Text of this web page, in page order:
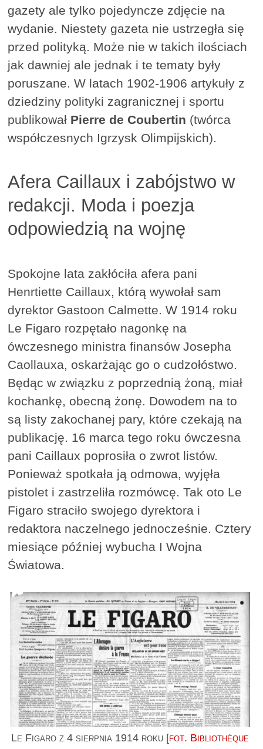
gazety ale tylko pojedyncze zdjęcie na
wydanie. Niestety gazeta nie ustrzegła się
przed polityką. Może nie w takich ilościach
jak dawniej ale jednak i te tematy były
poruszane. W latach 1902-1906 artykuły z
dziedziny polityki zagranicznej i sportu
publikował Pierre de Coubertin (twórca
współczesnych Igrzysk Olimpijskich).
Afera Caillaux i zabójstwo w
redakcji. Moda i poezja
odpowiedzią na wojnę
Spokojne lata zakłóciła afera pani
Henrtiette Caillaux, którą wywołał sam
dyrektor Gastoon Calmette. W 1914 roku
Le Figaro rozpętało nagonkę na
ówczesnego ministra finansów Josepha
Caollauxa, oskarżając go o cudzołóstwo.
Będąc w związku z poprzednią żoną, miał
kochankę, obecną żonę. Dowodem na to
są listy zakochanej pary, które czekają na
publikację. 16 marca tego roku ówczesna
pani Caillaux poprosiła o zwrot listów.
Ponieważ spotkała ją odmowa, wyjęła
pistolet i zastrzeliła rozmówcę. Tak oto Le
Figaro straciło swojego dyrektora i
redaktora naczelnego jednocześnie. Cztery
miesiące później wybucha I Wojna
Światowa.
Le Figaro z 4 sierpnia 1914 roku [fot. Bibliothèque